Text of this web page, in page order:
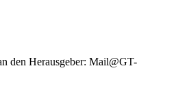
den Herausgeber: Mail@GT-